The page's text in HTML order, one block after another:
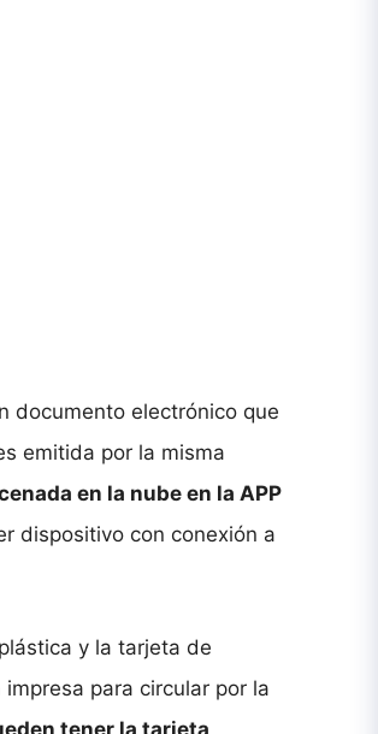
documento electrónico que
emitida por la misma
en la nube en la APP
dispositivo con conexión a
y la tarjeta de
para circular por la
tener la tarjeta